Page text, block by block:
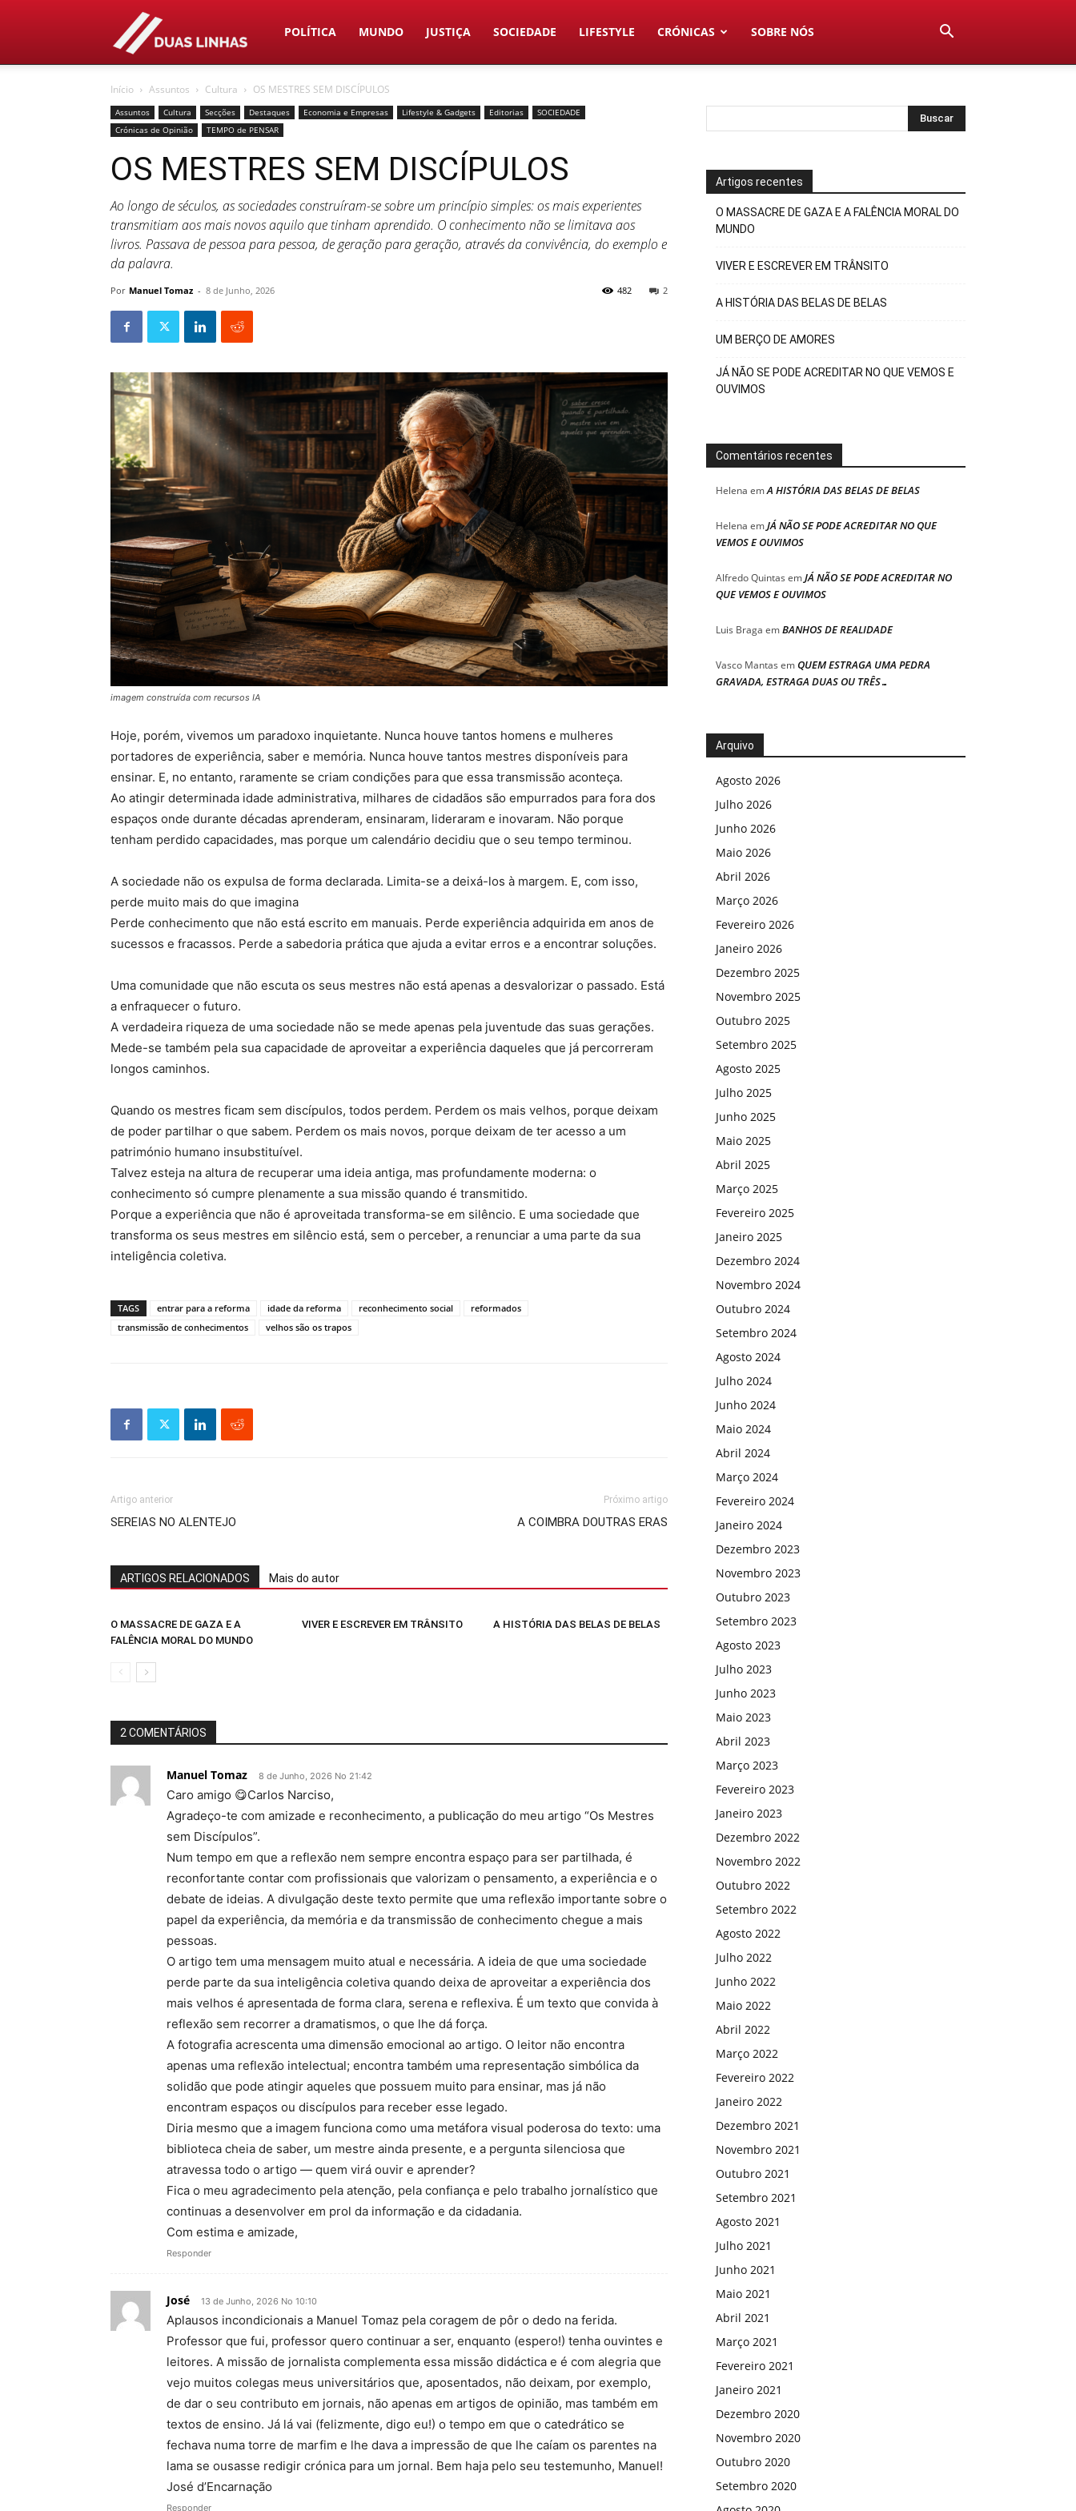
Duas
Linhas
POLÍTICA MUNDO JUSTIÇA SOCIEDADE LIFESTYLE CRÓNICAS SOBRE NÓS
Início Assuntos Cultura OS MESTRES SEM DISCÍPULOS
Assuntos Cultura Secções Destaques Economia e Empresas Lifestyle & Gadgets Editorias
SOCIEDADE
Crónicas de Opinião
TEMPO de PENSAR
OS MESTRES SEM DISCÍPULOS
Ao longo de séculos, as sociedades construíram-se sobre um princípio simples: os mais experientes
transmitiam aos mais novos aquilo que tinham aprendido. O conhecimento não se limitava aos
livros. Passava de pessoa para pessoa, de geração para geração, através da convivência, do exemplo e
da palavra.
Por Manuel Tomaz - 8 de Junho, 2026 2
482
imagem construída com recursos IA
Hoje, porém, vivemos um paradoxo inquietante. Nunca houve tantos homens e mulheres
portadores de experiência, saber e memória. Nunca houve tantos mestres disponíveis para
ensinar. E, no entanto, raramente se criam condições para que essa transmissão aconteça.
Ao atingir determinada idade administrativa, milhares de cidadãos são empurrados para fora dos
espaços onde durante décadas aprenderam, ensinaram, lideraram e inovaram. Não porque
tenham perdido capacidades, mas porque um calendário decidiu que o seu tempo terminou.
A sociedade não os expulsa de forma declarada. Limita-se a deixá-los à margem. E, com isso,
perde muito mais do que imagina
Perde conhecimento que não está escrito em manuais. Perde experiência adquirida em anos de
sucessos e fracassos. Perde a sabedoria prática que ajuda a evitar erros e a encontrar soluções.
Uma comunidade que não escuta os seus mestres não está apenas a desvalorizar o passado. Está
a enfraquecer o futuro.
A verdadeira riqueza de uma sociedade não se mede apenas pela juventude das suas gerações.
Mede-se também pela sua capacidade de aproveitar a experiência daqueles que já percorreram
longos caminhos.
Quando os mestres ficam sem discípulos, todos perdem. Perdem os mais velhos, porque deixam
de poder partilhar o que sabem. Perdem os mais novos, porque deixam de ter acesso a um
património humano insubstituível.
Talvez esteja na altura de recuperar uma ideia antiga, mas profundamente moderna: o
conhecimento só cumpre plenamente a sua missão quando é transmitido.
Porque a experiência que não é aproveitada transforma-se em silêncio. E uma sociedade que
transforma os seus mestres em silêncio está, sem o perceber, a renunciar a uma parte da sua
inteligência coletiva.
TAGS entrar para a reforma idade da reforma reconhecimento social
reformados
transmissão de conhecimentos
velhos são os trapos
Artigo anterior
SEREIAS NO ALENTEJO
Próximo artigo
A COIMBRA DOUTRAS ERAS
ARTIGOS RELACIONADOS Mais do autor
O MASSACRE DE GAZA E A
FALÊNCIA MORAL DO MUNDO
VIVER E ESCREVER EM TRÂNSITO A HISTÓRIA DAS BELAS DE BELAS
2 COMENTÁRIOS
Manuel Tomaz 8 de Junho, 2026 No 21:42
Caro amigo 😋Carlos Narciso,
Agradeço-te com amizade e reconhecimento, a publicação do meu artigo “Os Mestres
sem Discípulos”.
Num tempo em que a reflexão nem sempre encontra espaço para ser partilhada, é
reconfortante contar com profissionais que valorizam o pensamento, a experiência e o
debate de ideias. A divulgação deste texto permite que uma reflexão importante sobre o
papel da experiência, da memória e da transmissão de conhecimento chegue a mais
pessoas.
O artigo tem uma mensagem muito atual e necessária. A ideia de que uma sociedade
perde parte da sua inteligência coletiva quando deixa de aproveitar a experiência dos
mais velhos é apresentada de forma clara, serena e reflexiva. É um texto que convida à
reflexão sem recorrer a dramatismos, o que lhe dá força.
A fotografia acrescenta uma dimensão emocional ao artigo. O leitor não encontra
apenas uma reflexão intelectual; encontra também uma representação simbólica da
solidão que pode atingir aqueles que possuem muito para ensinar, mas já não
encontram espaços ou discípulos para receber esse legado.
Diria mesmo que a imagem funciona como uma metáfora visual poderosa do texto: uma
biblioteca cheia de saber, um mestre ainda presente, e a pergunta silenciosa que
atravessa todo o artigo — quem virá ouvir e aprender?
Fica o meu agradecimento pela atenção, pela confiança e pelo trabalho jornalístico que
continuas a desenvolver em prol da informação e da cidadania.
Com estima e amizade,
Responder
José 13 de Junho, 2026 No 10:10
Aplausos incondicionais a Manuel Tomaz pela coragem de pôr o dedo na ferida.
Professor que fui, professor quero continuar a ser, enquanto (espero!) tenha ouvintes e
leitores. A missão de jornalista complementa essa missão didáctica e é com alegria que
vejo muitos colegas meus universitários que, aposentados, não deixam, por exemplo,
de dar o seu contributo em jornais, não apenas em artigos de opinião, mas também em
textos de ensino. Já lá vai (felizmente, digo eu!) o tempo em que o catedrático se
fechava numa torre de marfim e lhe dava a impressão de que lhe caíam os parentes na
lama se ousasse redigir crónica para um jornal. Bem haja pelo seu testemunho, Manuel!
José d’Encarnação
Responder
Artigos recentes
O MASSACRE DE GAZA E A FALÊNCIA MORAL DO
MUNDO
VIVER E ESCREVER EM TRÂNSITO
A HISTÓRIA DAS BELAS DE BELAS
UM BERÇO DE AMORES
JÁ NÃO SE PODE ACREDITAR NO QUE VEMOS E
OUVIMOS
Comentários recentes
Helena emA HISTÓRIA DAS BELAS DE BELAS
Helena emJÁ NÃO SE PODE ACREDITAR NO QUE
VEMOS E OUVIMOS
Alfredo Quintas emJÁ NÃO SE PODE ACREDITAR NO
QUE VEMOS E OUVIMOS
Luis Braga emBANHOS DE REALIDADE
Vasco Mantas emQUEM ESTRAGA UMA PEDRA
GRAVADA, ESTRAGA DUAS OU TRÊS…
Arquivo
Agosto 2026
Julho 2026
Junho 2026
Maio 2026
Abril 2026
Março 2026
Fevereiro 2026
Janeiro 2026
Dezembro 2025
Novembro 2025
Outubro 2025
Setembro 2025
Agosto 2025
Julho 2025
Junho 2025
Maio 2025
Abril 2025
Março 2025
Fevereiro 2025
Janeiro 2025
Dezembro 2024
Novembro 2024
Outubro 2024
Setembro 2024
Agosto 2024
Julho 2024
Junho 2024
Maio 2024
Abril 2024
Março 2024
Fevereiro 2024
Janeiro 2024
Dezembro 2023
Novembro 2023
Outubro 2023
Setembro 2023
Agosto 2023
Julho 2023
Junho 2023
Maio 2023
Abril 2023
Março 2023
Fevereiro 2023
Janeiro 2023
Dezembro 2022
Novembro 2022
Outubro 2022
Setembro 2022
Agosto 2022
Julho 2022
Junho 2022
Maio 2022
Abril 2022
Março 2022
Fevereiro 2022
Janeiro 2022
Dezembro 2021
Novembro 2021
Outubro 2021
Setembro 2021
Agosto 2021
Julho 2021
Junho 2021
Maio 2021
Abril 2021
Março 2021
Fevereiro 2021
Janeiro 2021
Dezembro 2020
Novembro 2020
Outubro 2020
Setembro 2020